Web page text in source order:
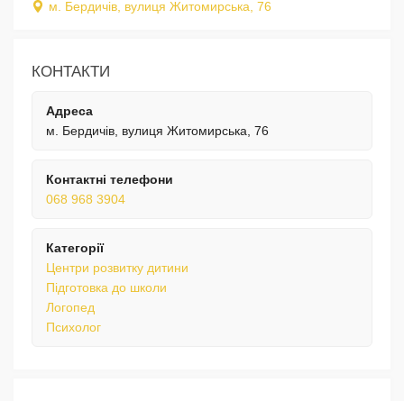
м. Бердичів, вулиця Житомирська, 76
КОНТАКТИ
Адреса
м. Бердичів, вулиця Житомирська, 76
Контактні телефони
068 968 3904
Категорії
Центри розвитку дитини
Підготовка до школи
Логопед
Психолог